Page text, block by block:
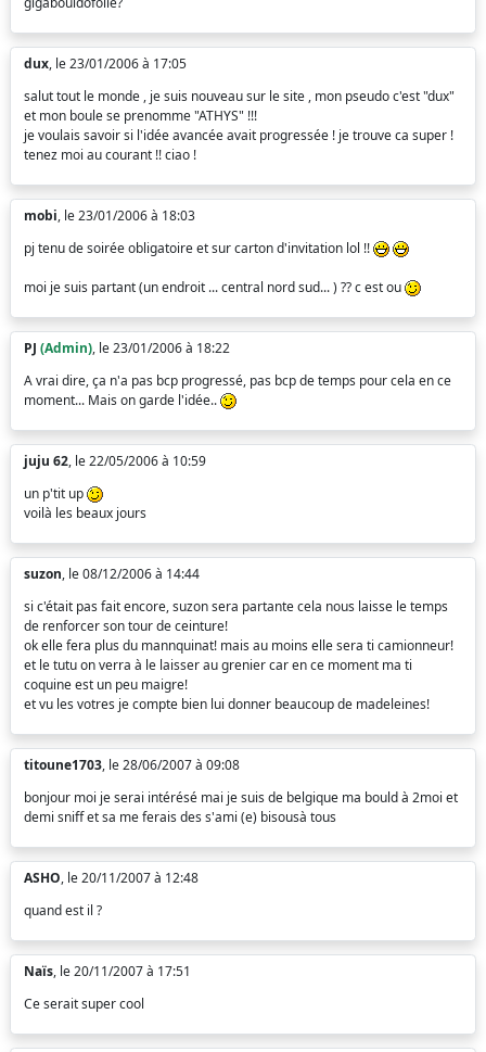
dux, le 23/01/2006 à 17:05
salut tout le monde , je suis nouveau sur le site , mon pseudo c'est "dux"
et mon boule se prenomme "ATHYS" !!!
je voulais savoir si l'idée avancée avait progressée ! je trouve ca super !
tenez moi au courant !! ciao !
mobi, le 23/01/2006 à 18:03
pj tenu de soirée obligatoire et sur carton d'invitation lol !!
moi je suis partant (un endroit ... central nord sud... ) ?? c est ou
PJ (Admin), le 23/01/2006 à 18:22
A vrai dire, ça n'a pas bcp progressé, pas bcp de temps pour cela en ce
moment... Mais on garde l'idée..
juju 62, le 22/05/2006 à 10:59
un p'tit up
voilà les beaux jours
suzon, le 08/12/2006 à 14:44
si c'était pas fait encore, suzon sera partante cela nous laisse le temps
de renforcer son tour de ceinture!
ok elle fera plus du mannquinat! mais au moins elle sera ti camionneur!
et le tutu on verra à le laisser au grenier car en ce moment ma ti
coquine est un peu maigre!
et vu les votres je compte bien lui donner beaucoup de madeleines!
titoune1703, le 28/06/2007 à 09:08
bonjour moi je serai intérésé mai je suis de belgique ma bould à 2moi et
demi sniff et sa me ferais des s'ami (e) bisousà tous
ASHO, le 20/11/2007 à 12:48
quand est il ?
Naïs, le 20/11/2007 à 17:51
Ce serait super cool